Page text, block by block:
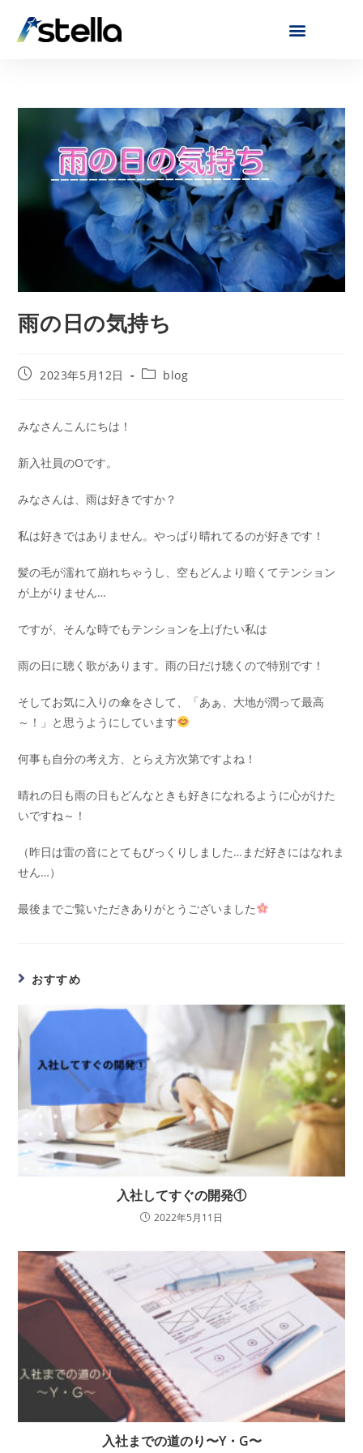
雨の日の気持ち
2023年5月12日 blog
みなさんこんにちは！
新入社員のOです。
みなさんは、雨は好きですか？
私は好きではありません。やっぱり晴れてるのが好きです！
髪の毛が濡れて崩れちゃうし、空もどんより暗くてテンション
が上がりません…
ですが、そんな時でもテンションを上げたい私は
雨の日に聴く歌があります。雨の日だけ聴くので特別です！
そしてお気に入りの傘をさして、「あぁ、大地が潤って最高
～！」と思うようにしています
何事も自分の考え方、とらえ方次第ですよね！
晴れの日も雨の日もどんなときも好きになれるように心がけた
いですね～！
（昨日は雷の音にとてもびっくりしました…まだ好きにはなれま
せん…）
最後までご覧いただきありがとうございました
おすすめ
入社してすぐの開発①
2022年5月11日
入社までの道のり〜Y・G〜